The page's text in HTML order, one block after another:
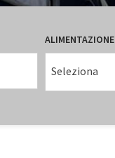
ALIMENTAZIONE
Seleziona